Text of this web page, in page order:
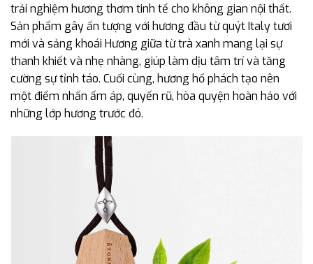
trải nghiệm hương thơm tinh tế cho không gian nội thất.
Sản phẩm gây ấn tượng với hương đầu từ quýt Italy tươi
mới và sảng khoái Hương giữa từ trà xanh mang lại sự
thanh khiết và nhẹ nhàng, giúp làm dịu tâm trí và tăng
cường sự tỉnh táo. Cuối cùng, hương hổ phách tạo nên
một điểm nhấn ấm áp, quyến rũ, hòa quyện hoàn hảo với
những lớp hương trước đó.